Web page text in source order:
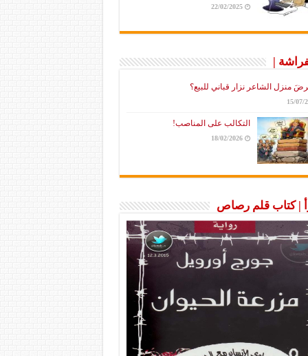
22/02/2025
|
منزل الشاعر نزار قباني للبيع؟
15/07/
التكالب على المناصب!
18/02/2026
| كتاب قلم رصاص